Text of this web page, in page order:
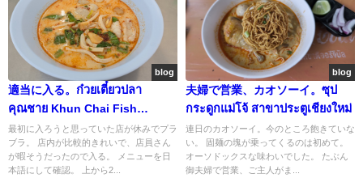
blog
適当に入る。ก๋วยเตี๋ยวปลา
คุณชาย Khun Chai Fish
Noodle Soup
最初に入ろうと思っていた店が休みでプラ
ブラ。 店内が比較的きれいで、店員さん
が暇そうだったので入る。 メニューを日
本語にして確認。 上から2...
blog
夫婦で営業、カオソーイ。ซุป
กระดูกแม่โจ้ สาขาประตูเชียงใหม่
連日のカオソーイ。今のところ飽きていな
い。 固麺の塊が乗ってくるのは初めて。
オーソドックスな味わいでした。 たぶん
御夫婦で営業、ご主人がま...